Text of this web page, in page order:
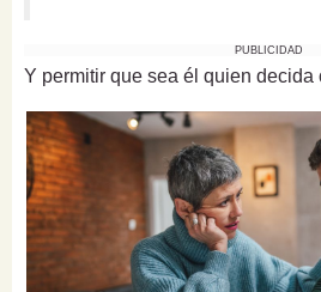
PUBLICIDAD
Y permitir que sea él quien decida